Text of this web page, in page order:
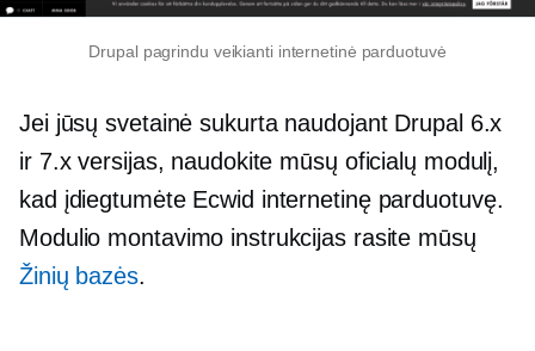
Drupal pagrindu veikianti internetinė parduotuvė
Jei jūsų svetainė sukurta naudojant Drupal 6.x
ir 7.x versijas, naudokite mūsų oficialų modulį,
kad įdiegtumėte Ecwid internetinę parduotuvę.
Modulio montavimo instrukcijas rasite mūsų
Žinių bazės.